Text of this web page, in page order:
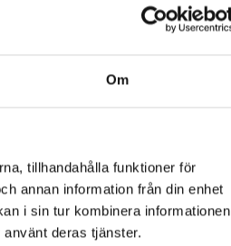
Om
tillhandahålla funktioner för
annan information från din enhet
i sin tur kombinera informationen
deras tjänster.
Cykeltillbehör
BBB Skybar
599,00